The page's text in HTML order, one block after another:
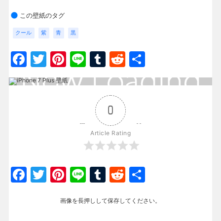
この壁紙のタグ
クール 紫 青 黒
Facebook
Twitter
Pinterest
LineTumblr
Reddit
有
0
Article Rating
Facebook
Twitter
Pinterest
LineTumblr
Reddit
画像を長押しして保存してください。